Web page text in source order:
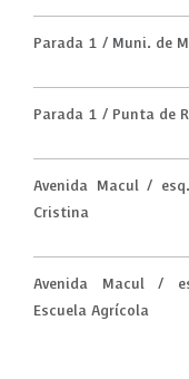
Parada 1 / Muni. de
Parada 1 / Punta de
Avenida Macul /
Cristina
Avenida Macul /
Escuela Agrícola